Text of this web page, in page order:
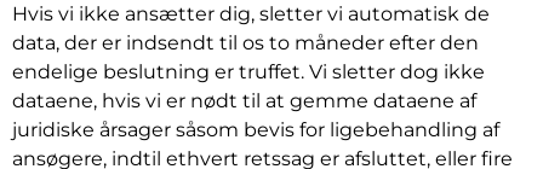
Hvis vi ikke ansætter dig, sletter vi automatisk de
data, der er indsendt til os to måneder efter den
endelige beslutning er truffet. Vi sletter dog ikke
dataene, hvis vi er nødt til at gemme dataene af
juridiske årsager såsom bevis for ligebehandling af
ansøgere, indtil ethvert retssag er afsluttet, eller fire